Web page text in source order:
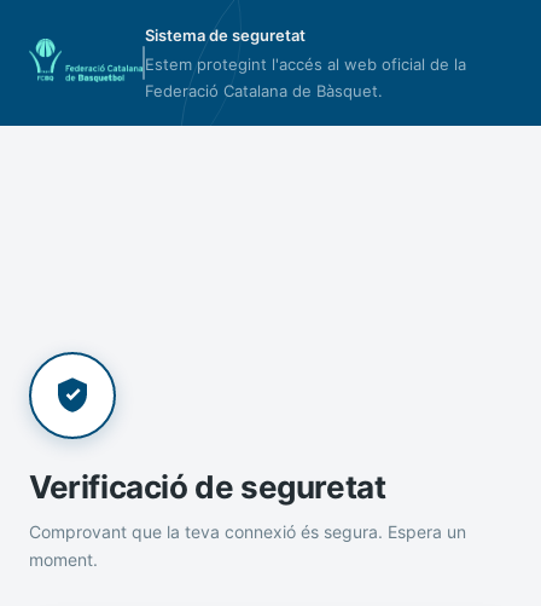
Sistema de seguretat
Estem protegint l'accés al web oficial de la
Federació Catalana de Bàsquet.
Verificació de seguretat
Comprovant que la teva connexió és segura. Espera un
moment.